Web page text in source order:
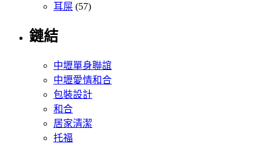
耳屎 (57)
鏈結
中壢單身聯誼
中壢愛情和合
包裝設計
和合
居家清潔
托福